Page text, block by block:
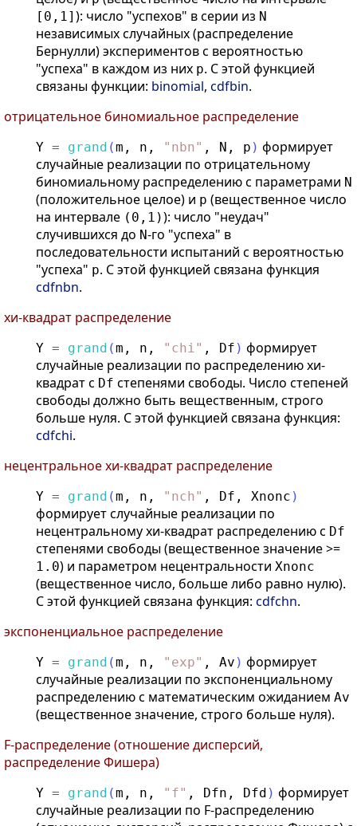
[0,1] ): число "успехов" в серии из N
независимых случайных (распределение
Бернулли) экспериментов с вероятностью
"успеха" в каждом из них p. С этой функцией
связаны функции: binomial, cdfbin.
отрицательное биномиальное распределение
Y = grand (m , n , " nbn" , N , p ) формирует
случайные реализации по отрицательному
биномиальному распределению с параметрами N
(положительное целое) и p (вещественное число
на интервале (0,1)): число "неудач"
случившихся до N-го "успеха" в
последовательности испытаний с вероятностью
"успеха" p. С этой функцией связана функция
cdfnbn.
хи-квадрат распределение
Y = grand (m , n , " chi " , Df ) формирует
случайные реализации по распределению хи-
квадрат с Df степенями свободы. Число степеней
свободы должно быть вещественным, строго
больше нуля. С этой функцией связана функция:
cdfchi.
нецентральное хи-квадрат распределение
Y = grand (m , n , " nch" , Df , Xnonc )
формирует случайные реализации по
нецентральному хи-квадрат распределению с Df
степенями свободы (вещественное значение >=
1.0) и параметром нецентральности Xnonc
(вещественное число, больше либо равно нулю).
С этой функцией связана функция: cdfchn.
экспоненциальное распределение
Y = grand (m , n , " exp" , Av ) формирует
случайные реализации по экспоненциальному
распределению с математическим ожиданием Av
(вещественное значение, строго больше нуля).
F-распределение (отношение дисперсий,
распределение Фишера)
Y = grand (m , n , " f" , Dfn , Dfd ) формирует
случайные реализации по F-распределению